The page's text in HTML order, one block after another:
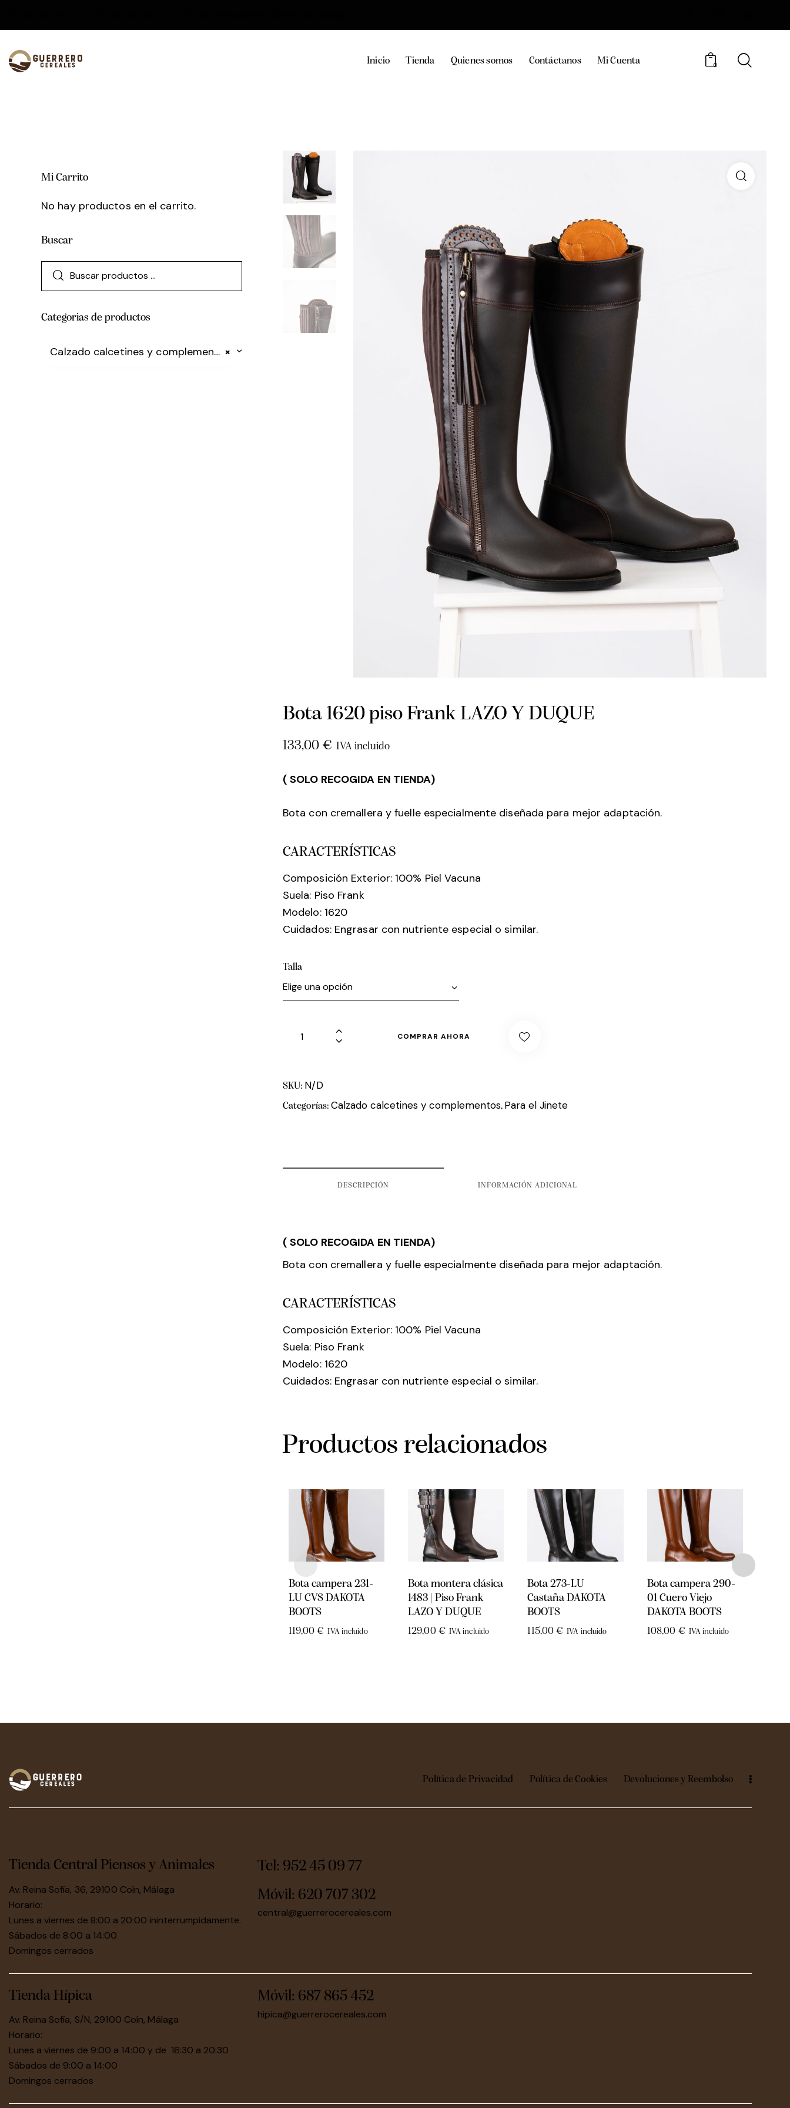
Inicio Tienda Quienes somos Contáctanos Mi Cuenta 0
Bota 1620 piso Frank LAZO Y DUQUE
133,00 € IVA incluido
( SOLO RECOGIDA EN TIENDA)
Bota con cremallera y fuelle especialmente diseñada para mejor adaptación.
CARACTERÍSTICAS
Composición Exterior: 100% Piel Vacuna
Suela: Piso Frank
Modelo: 1620
Cuidados: Engrasar con nutriente especial o similar.
Talla
COMPRAR AHORA
SKU: N/D
Categorías:Calzado calcetines y complementos, Para el Jinete
DESCRIPCIÓN INFORMACIÓN ADICIONAL
( SOLO RECOGIDA EN TIENDA)
Bota con cremallera y fuelle especialmente diseñada para mejor adaptación.
CARACTERÍSTICAS
Composición Exterior: 100% Piel Vacuna
Suela: Piso Frank
Modelo: 1620
Cuidados: Engrasar con nutriente especial o similar.
Productos relacionados
Bota campera 231-
LU CVS DAKOTA
BOOTS
119,00€ IVA incluido
Bota montera clásica
1483 | Piso Frank
LAZO Y DUQUE
129,00 € IVA incluido
Bota 273-LU
Castaña DAKOTA
BOOTS
115,00€ IVA incluido
Bota campera 290-
01 Cuero Viejo
DAKOTA BOOTS
108,00 € IVA incluido
Mi Carrito
No hay productos en el carrito.
Buscar
Categorias de productos
×
Calzado calcetines y complementos
Política de Privacidad Política de Cookies Devoluciones y Reembolso
Tienda Central Piensos y Animales
Av. Reina Sofía, 36, 29100 Coín, Málaga
Horario:
Lunes a viernes de 8:00 a 20:00 ininterrumpidamente.
Sábados de 8:00 a 14:00
Domingos cerrados
Tel: 952 45 09 77
Móvil: 620 707 302
central@guerrerocereales.com
Tienda Hípica
Av. Reina Sofía, S/N, 29100 Coín, Málaga
Horario:
Lunes a viernes de 9:00 a 14:00 y de 16:30 a 20:30
Sábados de 9:00 a 14:00
Domingos cerrados
Móvil: 687 865 452
hipica@guerrerocereales.com